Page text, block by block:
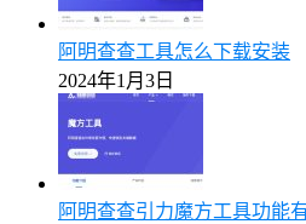
阿明查查工具怎么下载安装
2024年1月3日
阿明查查引力魔方工具功能